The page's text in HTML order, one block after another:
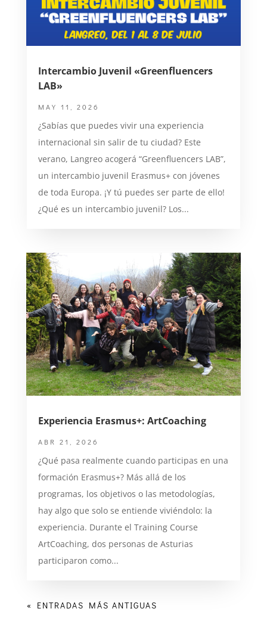
Intercambio Juvenil «Greenfluencers
LAB»
MAY 11, 2026
¿Sabías que puedes vivir una experiencia
internacional sin salir de tu ciudad? Este
verano, Langreo acogerá “Greenfluencers LAB”,
un intercambio juvenil Erasmus+ con jóvenes
de toda Europa. ¡Y tú puedes ser parte de ello!
¿Qué es un intercambio juvenil? Los...
Experiencia Erasmus+: ArtCoaching
ABR 21, 2026
¿Qué pasa realmente cuando participas en una
formación Erasmus+? Más allá de los
programas, los objetivos o las metodologías,
hay algo que solo se entiende viviéndolo: la
experiencia. Durante el Training Course
ArtCoaching, dos personas de Asturias
participaron como...
« ENTRADAS MÁS ANTIGUAS